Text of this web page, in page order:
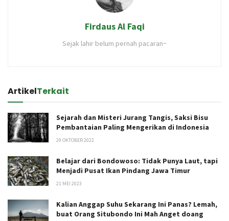
Firdaus Al Faqi
Sejak lahir belum pernah pacaran~
ArtikelTerkait
Sejarah dan Misteri Jurang Tangis, Saksi Bisu
Pembantaian Paling Mengerikan di Indonesia
29 OKTOBER 2022
Belajar dari Bondowoso: Tidak Punya Laut, tapi
Menjadi Pusat Ikan Pindang Jawa Timur
21 MEI 2023
Kalian Anggap Suhu Sekarang Ini Panas? Lemah,
buat Orang Situbondo Ini Mah Anget doang